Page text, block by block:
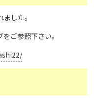
した。
ご参照下さい。